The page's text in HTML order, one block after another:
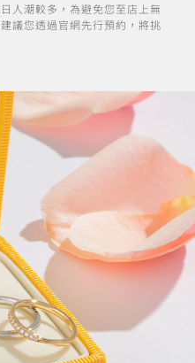
人潮較多，為避免您至店上無
議您透過官網先行預約，將挑